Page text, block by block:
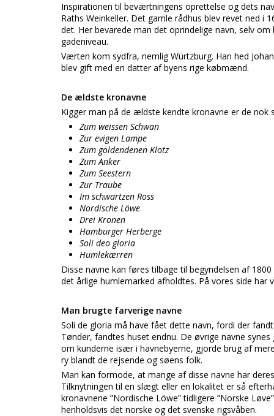
Inspirationen til beværtningens oprettelse og dets
Raths Weinkeller. Det gamle rådhus blev revet ned
det. Her bevarede man det oprindelige navn, selv
gadeniveau.
Værten kom sydfra, nemlig Würtzburg. Han hed
blev gift med en datter af byens rige købmænd.
De ældste kronavne
Kigger man på de ældste kendte kronavne er de nok
Zum weissen Schwan
Zur evigen Lampe
Zum goldendenen Klotz
Zum Anker
Zum Seestern
Zur Traube
Im schwartzen Ross
Nordische Löwe
Drei Kronen
Hamburger Herberge
Soli deo gloria
Humlekærren
Disse navne kan føres tilbage til begyndelsen af
det årlige humlemarked afholdtes. På vores side har
Man brugte farverige navne
Soli de gloria må have fået dette navn, fordi der
Tønder, fandtes huset endnu. De øvrige navne
om kunderne især i havnebyerne, gjorde brug af
ry blandt de rejsende og søens folk.
Man kan formode, at mange af disse navne har
Tilknytningen til en slægt eller en lokalitet er så
kronavnene ”Nordische Löwe” tidligere ”Norske
henholdsvis det norske og det svenske rigsvåben.